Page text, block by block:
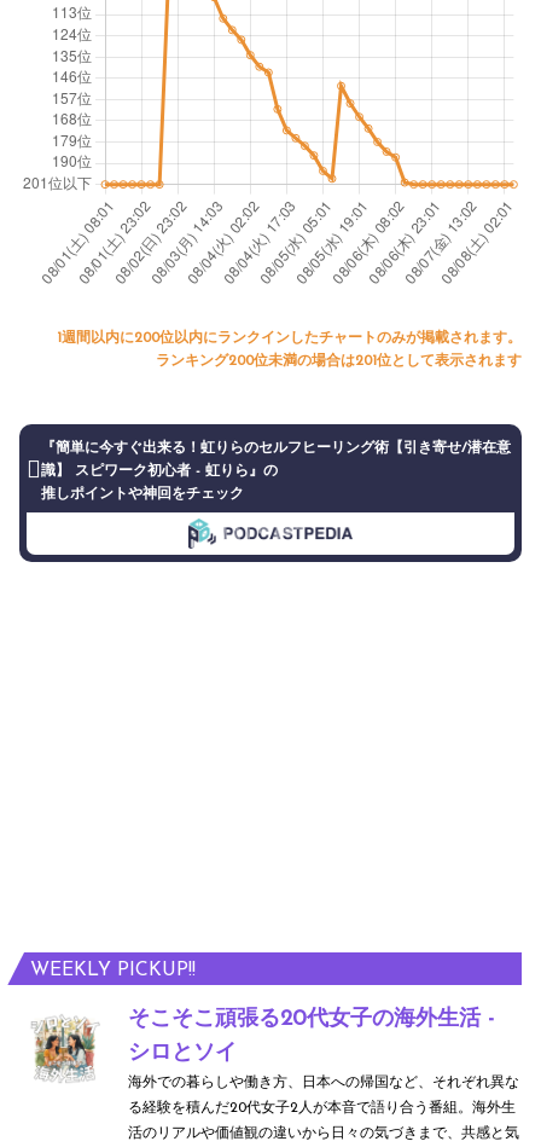
WEEKLY PICKUP!!
そこそこ頑張る20代女子の海外生活 -
シロとソイ
海外での暮らしや働き方、日本への帰国など、それぞれ異な
る経験を積んだ20代女子2人が本音で語り合う番組。海外生
活のリアルや価値観の違いから日々の気づきまで、共感と気
1週間以内に200位以内にランクインしたチャートのみが掲載されます。
ランキング200位未満の場合は201位として表示されます
『簡単に今すぐ出来る！虹りらのセルフヒーリング術【引き寄せ/潜在意
識】 スピワーク初心者 - 虹りら』の
推しポイントや神回をチェック